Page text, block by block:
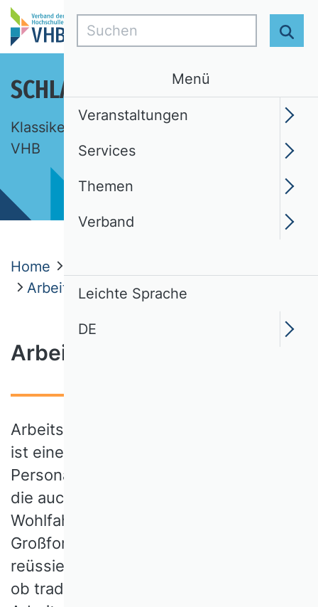
SCHLAGLICHTER DER BWL
Klassiker, Ideen, Begriffe. Eine Auswahl des
VHB
Home
Arbeitszufriedenheit
Arbeitszufriedenheit
Arbeitszufriedenheit als Mittel oder Ziel
ist eine der zentralen Variablen der
Personal- und Organisationsforschung,
die auch als Indikator individueller
Wohlfahrt in den
Großforschungsinstrumenten
reüssieren konnte. Heute ist zu fragen,
ob traditionelle Mittel situativer
Suchen
Menü
Veranstaltungen
Services
Themen
Verband
Leichte Sprache
DE